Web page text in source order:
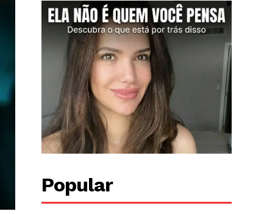
Popular